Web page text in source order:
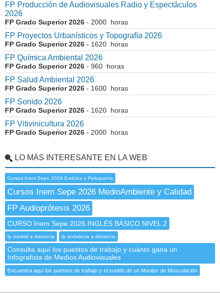
FP Producción de Audiovisuales Radio y Espectáculos
2026
FP Grado Superior 2026 - 2000 horas
FP Proyectos Urbanísticos y Topografía 2026
FP Grado Superior 2026 - 1620 horas
FP Química Ambiental 2026
FP Grado Superior 2026 - 960 horas
FP Salud Ambiental 2026
FP Grado Superior 2026 - 1600 horas
FP Sonido 2026
FP Grado Superior 2026 - 1620 horas
FP Vitivinicultura 2026
FP Grado Superior 2026 - 2000 horas
LO MÁS INTERESANTE EN LA WEB
Cursos Inem Sepe 2026 Estética y Peluquería
Cursos Inem Sepe 2026 MedioAmbiente y Calidad
FP Audioprótesis 2026
CURSO Inem Sepe 2026 INGLÉS BÁSICO NIVEL 2
fp madrid a distancia fp andalucia a distancia
Consulta aquí los puestos de trabajo y cuánto gana un
Infografista de Medios Audiovisuales
Encuentra aquí los puestos de trabajo y el sueldo de un Monitor de Musculación